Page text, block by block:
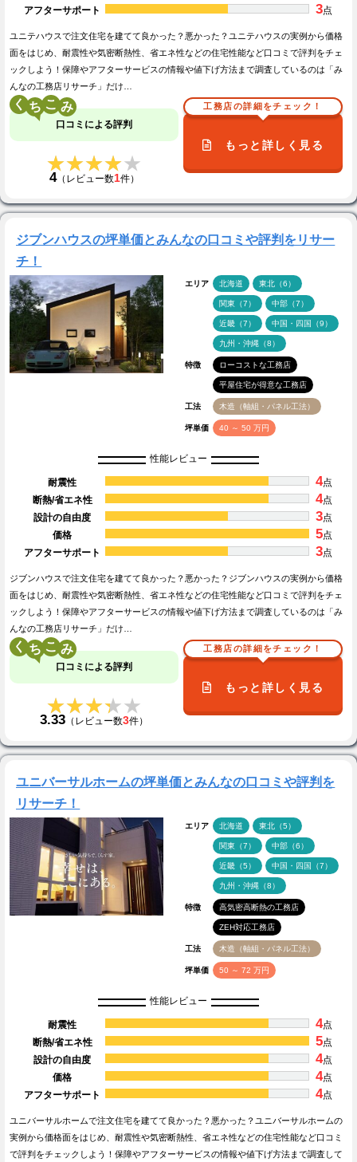
アフターサポート
3点
ユニテハウスで注文住宅を建てて良かった？悪かった？ユニテハウスの実例から価格
面をはじめ、耐震性や気密断熱性、省エネ性などの住宅性能など口コミで評判をチェ
ックしよう！保障やアフターサービスの情報や値下げ方法まで調査しているのは「み
んなの工務店リサーチ」だけ…
く こ
口コミによる評判
★★★★★
★★★★★
4（レビュー数1件）
工務店の詳細をチェック！
もっと詳しく見る
ジブンハウスの坪単価とみんなの口コミや評判をリサー
チ！
エリア 北海道 東北（6）
関東（7） 中部（7）
近畿（7） 中国・四国（9）
九州・沖縄（8）
特徴 ローコストな工務店
平屋住宅が得意な工務店
工法 木造（軸組・パネル工法）
坪単価 40 ～ 50 万円
性能レビュー
耐震性 4点
断熱/省エネ性
4点
設計の自由度
3点
価格
5点
アフターサポート
3点
ジブンハウスで注文住宅を建てて良かった？悪かった？ジブンハウスの実例から価格
面をはじめ、耐震性や気密断熱性、省エネ性などの住宅性能など口コミで評判をチェ
ックしよう！保障やアフターサービスの情報や値下げ方法まで調査しているのは「み
んなの工務店リサーチ」だけ…
く こ
口コミによる評判
★★★★★
★★★★★
3.33 （レビュー数3件）
工務店の詳細をチェック！
もっと詳しく見る
ユニバーサルホームの坪単価とみんなの口コミや評判を
リサーチ！
エリア 北海道 東北（5）
関東（7） 中部（6）
近畿（5） 中国・四国（7）
九州・沖縄（8）
特徴 高気密高断熱の工務店
ZEH対応工務店
工法 木造（軸組・パネル工法）
坪単価 50 ～ 72 万円
性能レビュー
耐震性 4点
断熱/省エネ性
5点
設計の自由度
4点
価格
4点
アフターサポート
4点
ユニバーサルホームで注文住宅を建てて良かった？悪かった？ユニバーサルホームの
実例から価格面をはじめ、耐震性や気密断熱性、省エネ性などの住宅性能など口コミ
で評判をチェックしよう！保障やアフターサービスの情報や値下げ方法まで調査して